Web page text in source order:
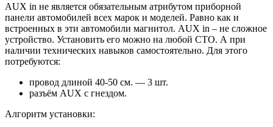
AUX in не является обязательным атрибутом приборной
панели автомобилей всех марок и моделей. Равно как и
встроенных в эти автомобили магнитол. AUX in – не сложное
устройство. Установить его можно на любой СТО. А при
наличии технических навыков самостоятельно. Для этого
потребуются:
провод длиной 40-50 см. — 3 шт.
разъём AUX с гнездом.
Алгоритм установки: